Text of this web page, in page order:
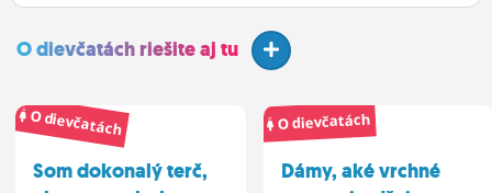
O dievčatách riešite aj tu
O dievčatách
Som dokonalý terč,
O dievčatách
Dámy, aké vrchné